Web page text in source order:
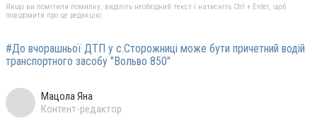
Якщо ви помітили помилку, виділіть необхідний текст і натисніть Ctrl + Enter, щоб
повідомити про це редакцію
#До вчорашньої ДТП у с.Сторожниці може бути причетний водій
транспортного засобу "Вольво 850"
Мацола Яна
Контент-редактор